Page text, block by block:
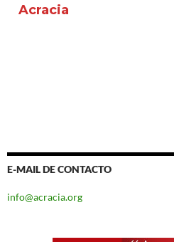
Acracia
E-MAIL DE CONTACTO
info@acracia.org